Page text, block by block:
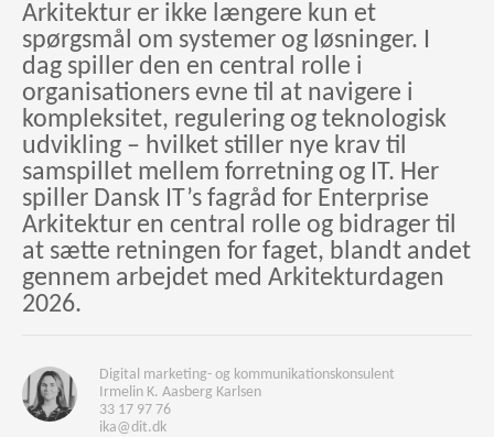
Arkitektur er ikke længere kun et
spørgsmål om systemer og løsninger. I
dag spiller den en central rolle i
organisationers evne til at navigere i
kompleksitet, regulering og teknologisk
udvikling – hvilket stiller nye krav til
samspillet mellem forretning og IT. Her
spiller Dansk IT’s fagråd for Enterprise
Arkitektur en central rolle og bidrager til
at sætte retningen for faget, blandt andet
gennem arbejdet med Arkitekturdagen
2026.
Digital marketing- og kommunikationskonsulent
Irmelin K. Aasberg Karlsen
33 17 97 76
ika@dit.dk